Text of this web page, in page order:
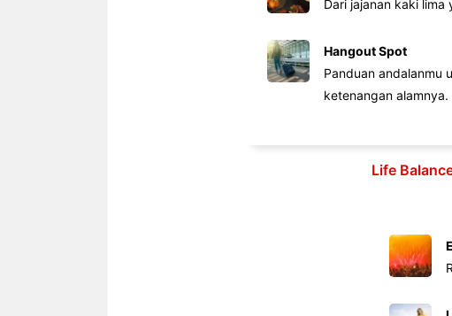
Dari jajanan kaki
Hangout Spot
Panduan andalanmu
ketenangan alamnya.
Life